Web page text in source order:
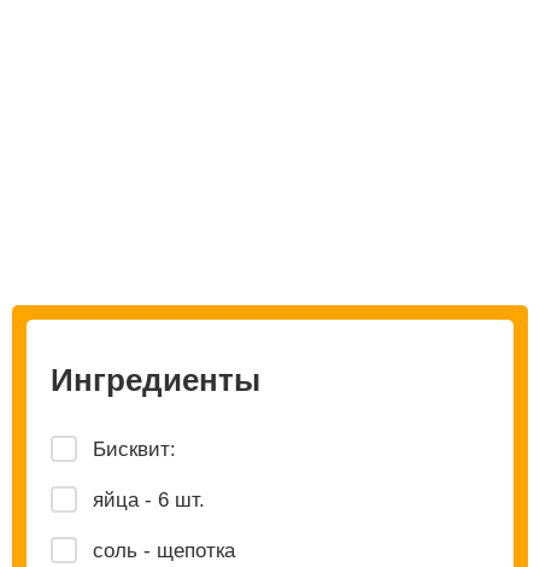
Ингредиенты
Бисквит:
яйца - 6 шт.
соль - щепотка